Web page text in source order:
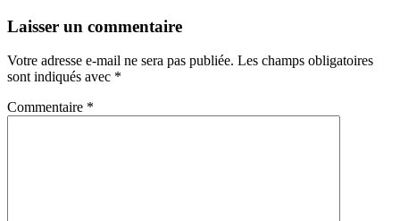
Laisser un commentaire
Votre adresse e-mail ne sera pas publiée. Les champs obligatoires
sont indiqués avec *
Commentaire *